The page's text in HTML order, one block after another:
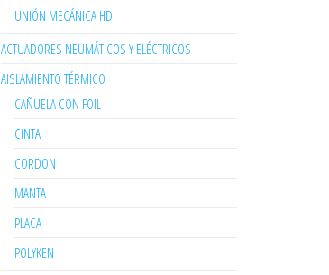
UNIÓN MECÁNICA HD
ACTUADORES NEUMÁTICOS Y ELÉCTRICOS
AISLAMIENTO TÉRMICO
CAÑUELA CON FOIL
CINTA
CORDON
MANTA
PLACA
POLYKEN